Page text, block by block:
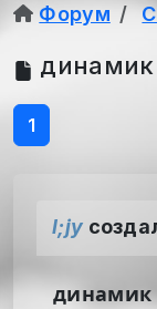
Форум
динамик
1
l;jy
динамик